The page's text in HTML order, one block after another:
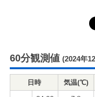
60分観測値 (2024年
日時 気温(℃)